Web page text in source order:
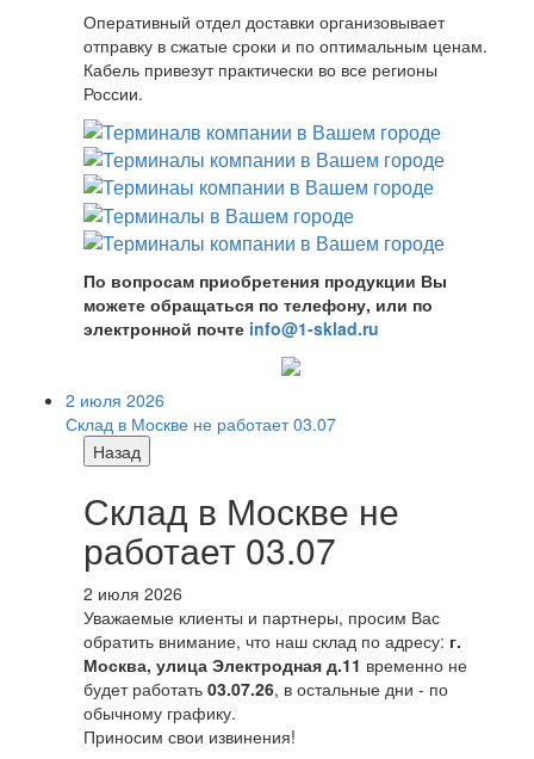
Оперативный отдел доставки организовывает
отправку в сжатые сроки и по оптимальным ценам.
Кабель привезут практически во все регионы
России.
По вопросам приобретения продукции Вы
можете обращаться по телефону, или по
электронной почте info@1-sklad.ru
2 июля 2026
Склад в Москве не работает 03.07
Назад
Склад в Москве не
работает 03.07
2 июля 2026
Уважаемые клиенты и партнеры, просим Вас
обратить внимание, что наш склад по адресу: г.
Москва, улица Электродная д.11 временно не
будет работать 03.07.26, в остальные дни - по
обычному графику.
Приносим свои извинения!